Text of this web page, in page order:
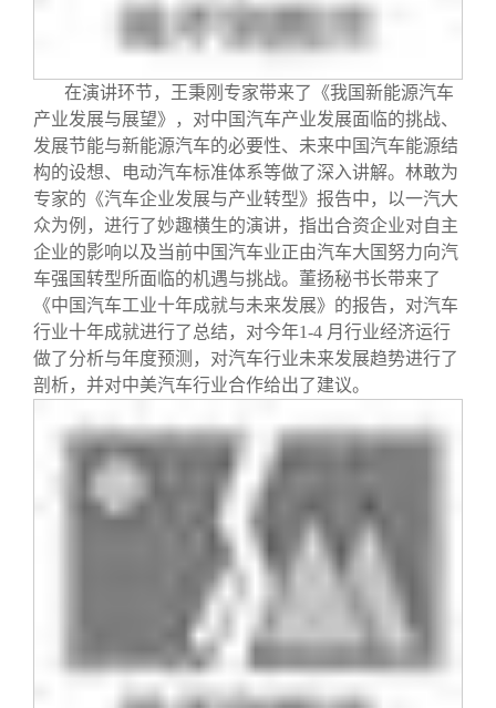
在演讲环节，王秉刚专家带来了《我国新能源汽车
产业发展与展望》，对中国汽车产业发展面临的挑战、
发展节能与新能源汽车的必要性、未来中国汽车能源结
构的设想、电动汽车标准体系等做了深入讲解。林敢为
专家的《汽车企业发展与产业转型》报告中，以一汽大
众为例，进行了妙趣横生的演讲，指出合资企业对自主
企业的影响以及当前中国汽车业正由汽车大国努力向汽
车强国转型所面临的机遇与挑战。董扬秘书长带来了
《中国汽车工业十年成就与未来发展》的报告，对汽车
行业十年成就进行了总结，对今年1-4 月行业经济运行
做了分析与年度预测，对汽车行业未来发展趋势进行了
剖析，并对中美汽车行业合作给出了建议。